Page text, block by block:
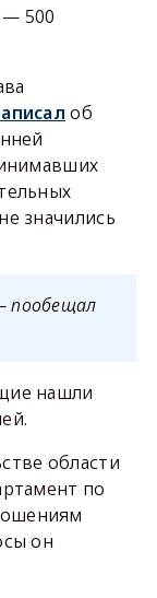
500
об
значились
пообещал
нашли
области
по
он